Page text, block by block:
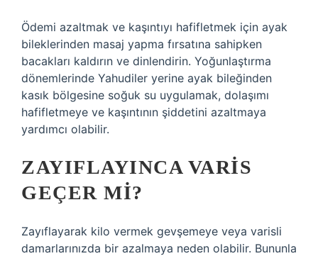
Ödemi azaltmak ve kaşıntıyı hafifletmek için ayak
bileklerinden masaj yapma fırsatına sahipken
bacakları kaldırın ve dinlendirin. Yoğunlaştırma
dönemlerinde Yahudiler yerine ayak bileğinden
kasık bölgesine soğuk su uygulamak, dolaşımı
hafifletmeye ve kaşıntının şiddetini azaltmaya
yardımcı olabilir.
ZAYIFLAYINCA VARIS
GEÇER MI?
Zayıflayarak kilo vermek gevşemeye veya varisli
damarlarınızda bir azalmaya neden olabilir. Bununla